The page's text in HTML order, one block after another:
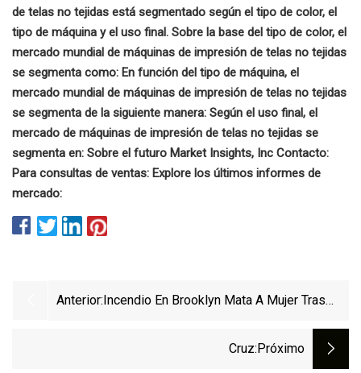
de telas no tejidas está segmentado según el tipo de color, el
tipo de máquina y el uso final. Sobre la base del tipo de color, el
mercado mundial de máquinas de impresión de telas no tejidas
se segmenta como: En función del tipo de máquina, el
mercado mundial de máquinas de impresión de telas no tejidas
se segmenta de la siguiente manera: Según el uso final, el
mercado de máquinas de impresión de telas no tejidas se
segmenta en: Sobre el futuro Market Insights, Inc Contacto:
Para consultas de ventas: Explore los últimos informes de
mercado:
Anterior: Incendio En Brooklyn Mata A Mujer Tras
Cruz:próximo